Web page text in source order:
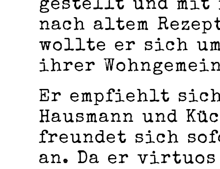
gestellt und mit
nach altem
wollte er sich
ihrer
Er empfiehlt
Hausmann und
freundet sich
an. Da er virtuos